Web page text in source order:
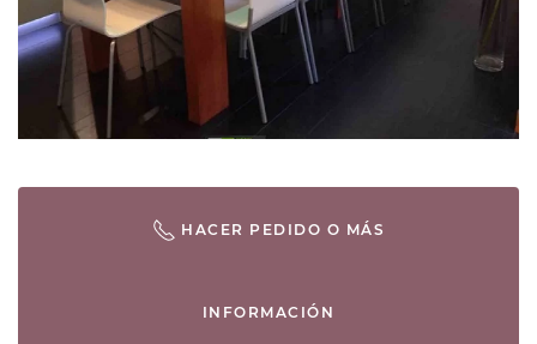
HACER PEDIDO O MÁS
INFORMACIÓN